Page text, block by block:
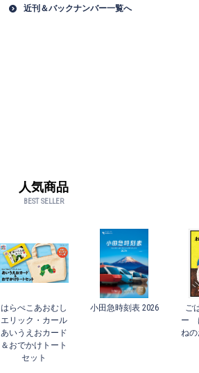
近刊＆バックナンバー一覧へ
人気商品
BEST SELLER
はらぺこあおむし
エリック・カール
あいうえおカード
＆おでかけトート
セット
小田急時刻表 2026
ご
ー
ね